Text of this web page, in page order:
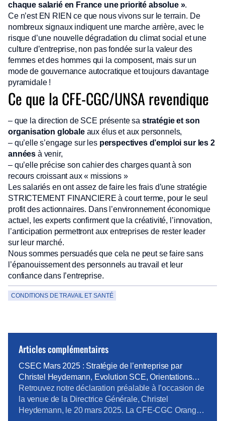
chaque salarié en France une priorité absolue ».
Ce n’est EN RIEN ce que nous vivons sur le terrain. De
nombreux signaux indiquent une marche arrière, avec le
risque d’une nouvelle dégradation du climat social et une
culture d’entreprise, non pas fondée sur la valeur des
femmes et des hommes qui la composent, mais sur un
mode de gouvernance autocratique et toujours davantage
pyramidale !
Ce que la CFE-CGC/UNSA revendique
– que la direction de SCE présente sa stratégie et son
organisation globaleaux élus et aux personnels,
– qu’elle s’engage sur les perspectives d’emploi sur les 2
années à venir,
– qu’elle précise son cahier des charges quant à son
recours croissant aux « missions »
Les salariés en ont assez de faire les frais d’une stratégie
STRICTEMENT FINANCIERE à court terme, pour le seul
profit des actionnaires. Dans l’environnement économique
actuel, les experts confirment que la créativité, l’innovation,
l’anticipation permettront aux entreprises de rester leader
sur leur marché.
Nous sommes persuadés que cela ne peut se faire sans
l’épanouissement des personnels au travail et leur
confiance dans l’entreprise.
CONDITIONS DE TRAVAIL ET SANTÉ
Articles complémentaires
CSEC Mars 2025 : Stratégie de l’entreprise par
Christel Heydemann, Evolution SCE, Orientations
Orange Business
Retrouvez notre déclaration préalable à l’occasion de
la venue de la Directrice Générale, Christel
Heydemann, le 20 mars 2025. La CFE-CGC Orange